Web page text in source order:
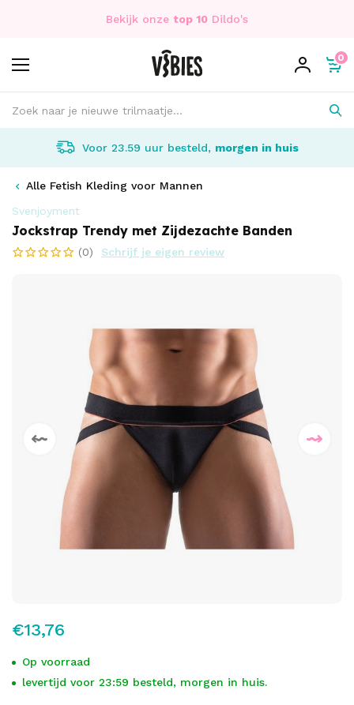
Bekijk onze top 10 Dildo's
0
Voor 23.59 uur besteld, morgen in huis
Alle Fetish Kleding voor Mannen
Svenjoyment
Jockstrap Trendy met Zijdezachte Banden
(0) Schrijf je eigen review
€13,76
Op voorraad
levertijd voor 23:59 besteld, morgen in huis.